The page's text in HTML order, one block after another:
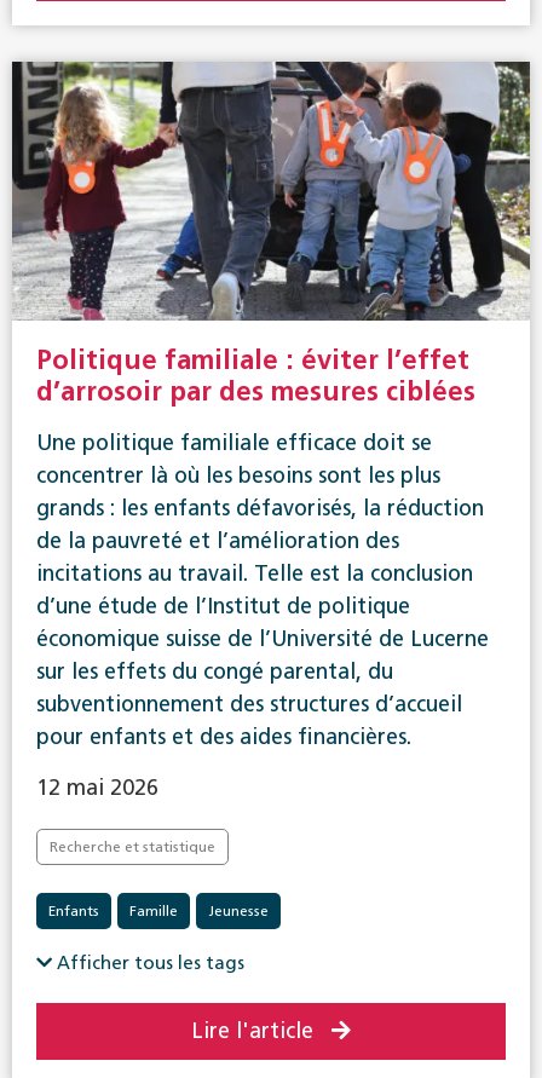
Politique familiale : éviter l’effet
d’arrosoir par des mesures ciblées
Une politique familiale efficace doit se
concentrer là où les besoins sont les plus
grands : les enfants défavorisés, la réduction
de la pauvreté et l’amélioration des
incitations au travail. Telle est la conclusion
d’une étude de l’Institut de politique
économique suisse de l’Université de Lucerne
sur les effets du congé parental, du
subventionnement des structures d’accueil
pour enfants et des aides financières.
12 mai 2026
Recherche et statistique
Enfants Famille Jeunesse
Afficher tous les tags
Lire l'article